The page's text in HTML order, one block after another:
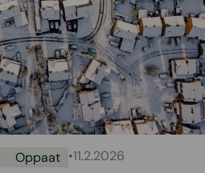
Oppaat •11.2.2026